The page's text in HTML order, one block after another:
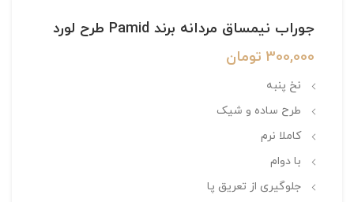
جوراب نیمساق مردانه برند Pamid طرح لورد
300,000 تومان
نخ پنبه
طرح ساده و شیک
کاملا نرم
با دوام
جلوگیری از تعریق پا